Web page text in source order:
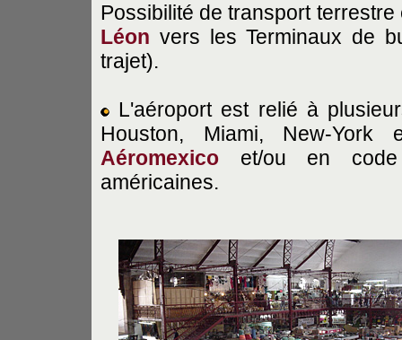
Possibilité de transport
Léon vers les Terminaux de
trajet).
L'aéroport est relié à
Houston, Miami, New-
Aéromexico et/ou en code
américaines.